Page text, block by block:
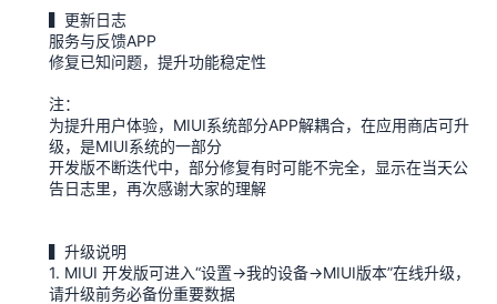
▍更新日志
服务与反馈APP
修复已知问题，提升功能稳定性
注：
为提升用户体验，MIUI系统部分APP解耦合，在应用商店可升
级，是MIUI系统的一部分
开发版不断迭代中，部分修复有时可能不完全，显示在当天公
告日志里，再次感谢大家的理解
▍升级说明
1. MIUI 开发版可进入“设置→我的设备→MIUI版本”在线升级，
请升级前务必备份重要数据